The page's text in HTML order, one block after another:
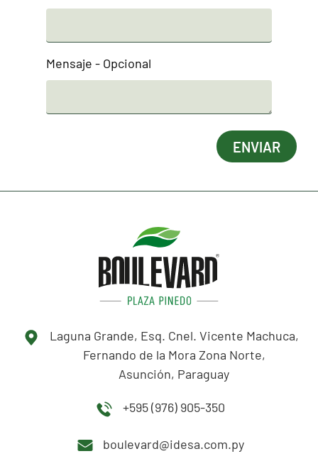
Mensaje - Opcional
Laguna Grande, Esq. Cnel. Vicente Machuca,
Fernando de la Mora Zona Norte,
Asunción, Paraguay
+595 (976) 905-350
boulevard@idesa.com.py